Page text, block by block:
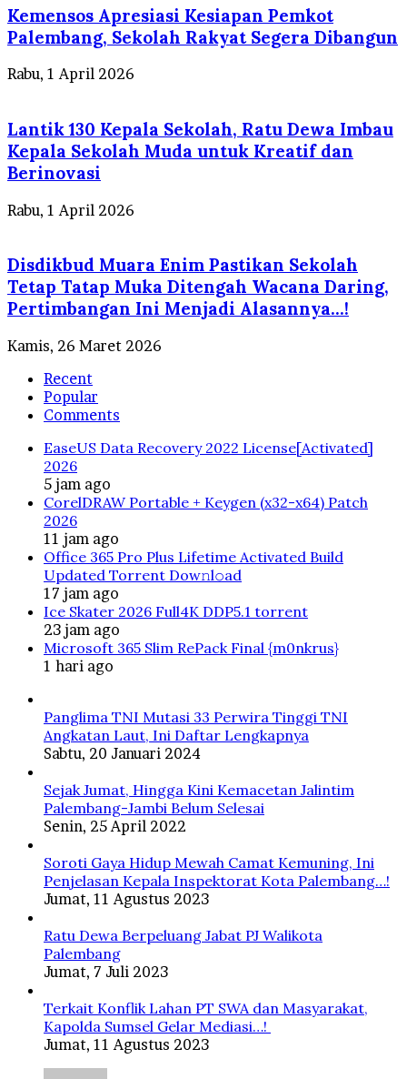
Kemensos Apresiasi Kesiapan Pemkot
Palembang, Sekolah Rakyat Segera Dibangun
Rabu, 1 April 2026
Lantik 130 Kepala Sekolah, Ratu Dewa Imbau
Kepala Sekolah Muda untuk Kreatif dan
Berinovasi
Rabu, 1 April 2026
Disdikbud Muara Enim Pastikan Sekolah
Tetap Tatap Muka Ditengah Wacana Daring,
Pertimbangan Ini Menjadi Alasannya…!
Kamis, 26 Maret 2026
Recent
Popular
Comments
EaseUS Data Recovery 2022 License[Activated]
2026
5 jam ago
CorelDRAW Portable + Keygen (x32-x64) Patch
2026
11 jam ago
Office 365 Pro Plus Lifetime Activated Build
Updated Torrent Dow𝚗l𝚘аd
17 jam ago
Ice Skater 2026 Full4K DDP5.1 torrent
23 jam ago
Microsoft 365 Slim RePack Final {m0nkrus}
1 hari ago
Panglima TNI Mutasi 33 Perwira Tinggi TNI
Angkatan Laut, Ini Daftar Lengkapnya
Sabtu, 20 Januari 2024
Sejak Jumat, Hingga Kini Kemacetan Jalintim
Palembang-Jambi Belum Selesai
Senin, 25 April 2022
Soroti Gaya Hidup Mewah Camat Kemuning, Ini
Penjelasan Kepala Inspektorat Kota Palembang…!
Jumat, 11 Agustus 2023
Ratu Dewa Berpeluang Jabat PJ Walikota
Palembang
Jumat, 7 Juli 2023
Terkait Konflik Lahan PT SWA dan Masyarakat,
Kapolda Sumsel Gelar Mediasi…!
Jumat, 11 Agustus 2023